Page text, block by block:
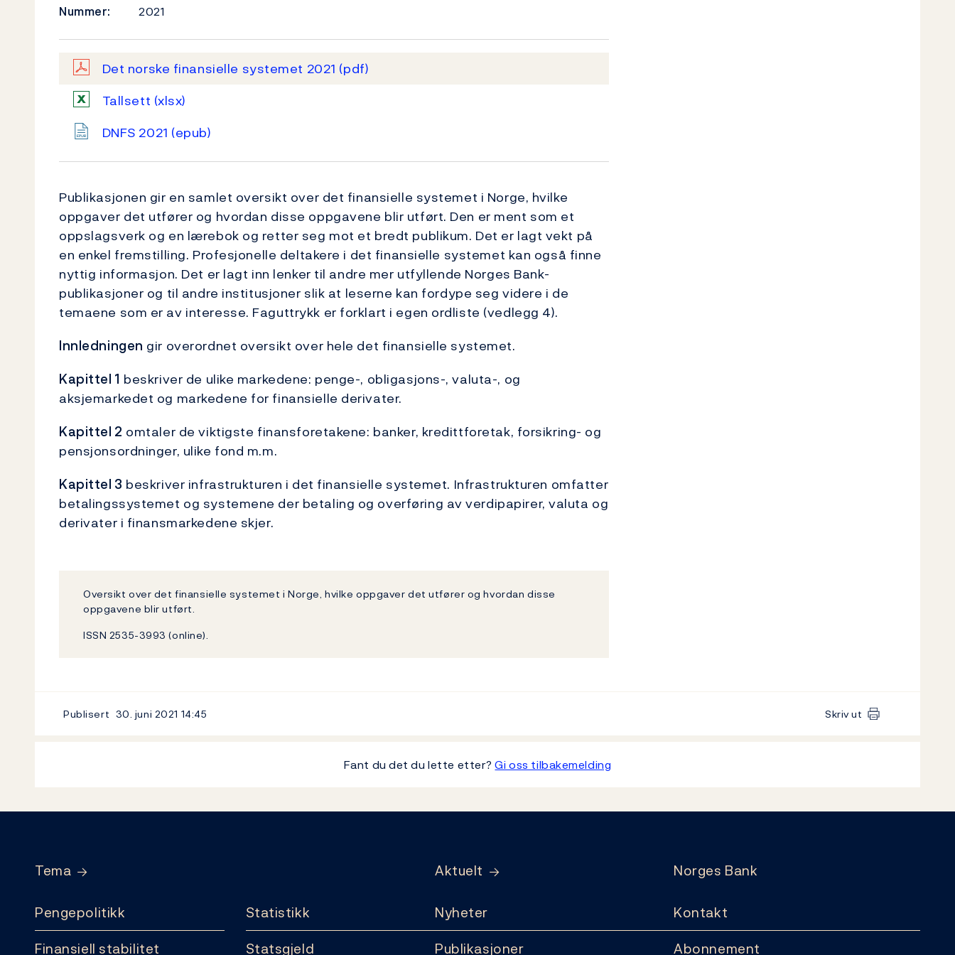
Nummer:
2021
Det norske finansielle systemet 2021 (pdf)
Tallsett (xlsx)
DNFS 2021 (epub)
Publikasjonen gir en samlet oversikt over det finansielle systemet i Norge, hvilke
oppgaver det utfører og hvordan disse oppgavene blir utført. Den er ment som et
oppslagsverk og en lærebok og retter seg mot et bredt publikum. Det er lagt vekt på
en enkel fremstilling. Profesjonelle deltakere i det finansielle systemet kan også finne
nyttig informasjon. Det er lagt inn lenker til andre mer utfyllende Norges Bank-
publikasjoner og til andre institusjoner slik at leserne kan fordype seg videre i de
temaene som er av interesse. Faguttrykk er forklart i egen ordliste (vedlegg 4).
Innledningen gir overordnet oversikt over hele det finansielle systemet.
Kapittel 1 beskriver de ulike markedene: penge-, obligasjons-, valuta-, og
aksjemarkedet og markedene for finansielle derivater.
Kapittel 2 omtaler de viktigste finansforetakene: banker, kredittforetak, forsikring- og
pensjonsordninger, ulike fond m.m.
Kapittel 3 beskriver infrastrukturen i det finansielle systemet. Infrastrukturen omfatter
betalingssystemet og systemene der betaling og overføring av verdipapirer, valuta og
derivater i finansmarkedene skjer.
Oversikt over det finansielle systemet i Norge, hvilke oppgaver det utfører og hvordan disse
oppgavene blir utført.
ISSN 2535-3993 (online).
Publisert 30. juni 2021 14:45 Skriv ut
Fant du det du lette etter?Gi oss tilbakemelding
Tema
Pengepolitikk
Finansiell stabilitet
Statistikk
Statsgjeld
Aktuelt
Nyheter
Publikasjoner
Norges Bank
Kontakt
Abonnement